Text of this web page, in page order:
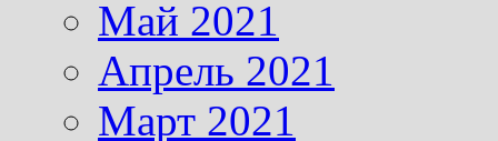
Май 2021
Апрель 2021
Март 2021